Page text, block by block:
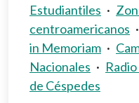
Estudiantiles ·
centroamericanos ·
in Memoriam ·
Nacionales ·
de Céspedes